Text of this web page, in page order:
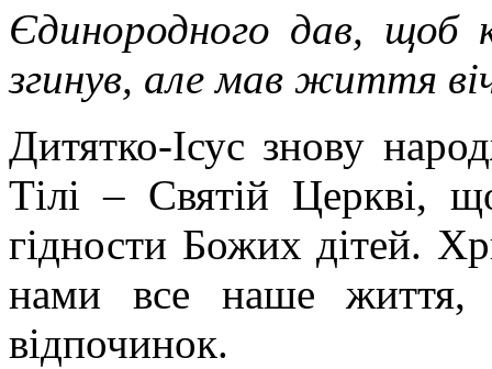
Єдинородного дав, щоб
згинув, але мав життя
Дитятко-Ісус знову
Тілі – Святій Церкві,
гідности Божих дітей.
нами все наше життя,
відпочинок.